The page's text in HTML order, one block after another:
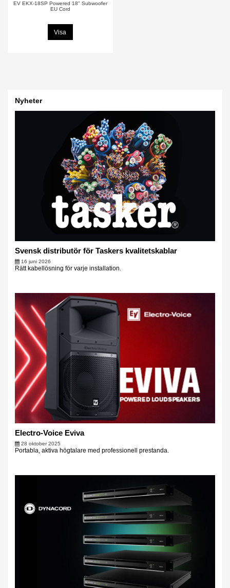
EV EKX-18SP Powered 18" Subwoofer
EU Cord
Visa
Nyheter
Svensk distributör för Taskers kvalitetskablar
16 juni 2026
Rätt kabellösning för varje installation.
Electro-Voice Eviva
28 oktober 2025
Portabla, aktiva högtalare med professionell prestanda.